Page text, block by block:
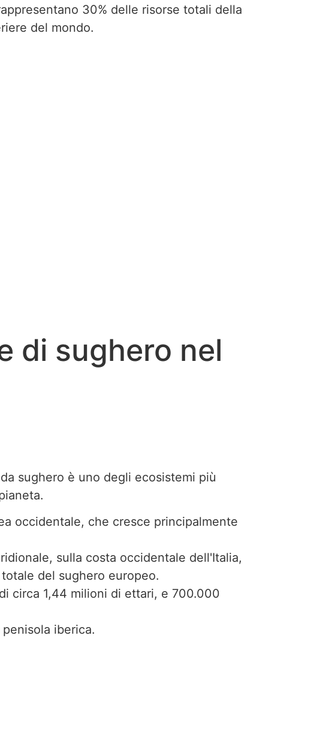
30% delle risorse totali della
del mondo.
di sughero nel
sughero è uno degli ecosistemi più
occidentale, che cresce principalmente
sulla costa occidentale dell'Italia,
del sughero europeo.
circa 1,44 milioni di ettari, e 700.000
iberica.